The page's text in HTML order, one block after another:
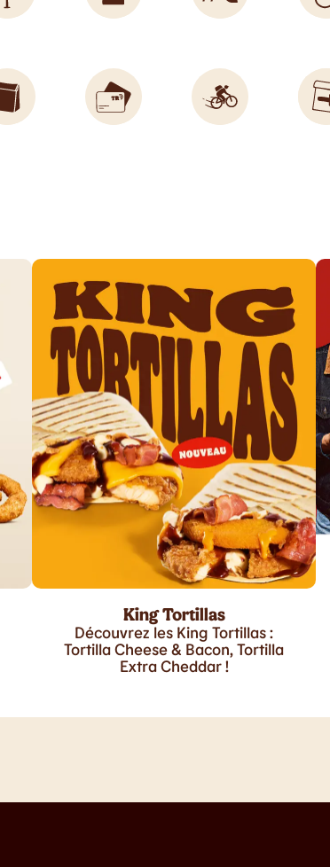
King Tortillas
Découvrez les King Tortillas :
Tortilla Cheese & Bacon, Tortilla
Extra Cheddar !